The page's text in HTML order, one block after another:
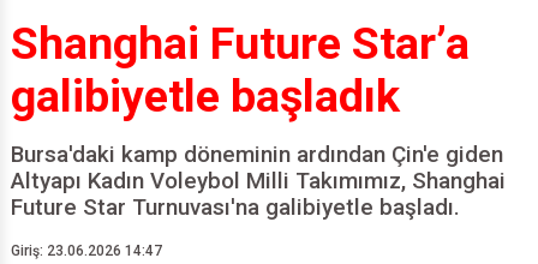
Shanghai Future Star’a
galibiyetle başladık
Bursa'daki kamp döneminin ardından Çin'e giden
Altyapı Kadın Voleybol Milli Takımımız, Shanghai
Future Star Turnuvası'na galibiyetle başladı.
Giriş: 23.06.2026 14:47